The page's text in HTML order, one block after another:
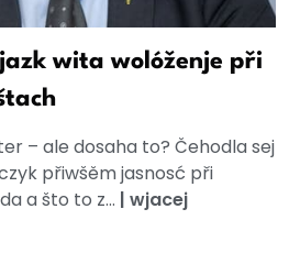
wita wolóženje při
– ale dosaha to? Čehodla sej
přiwšěm jasnosć při
a što to z... | wjacej